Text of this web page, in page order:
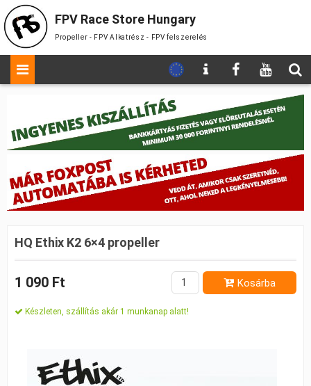
FPV Race Store Hungary
Propeller - FPV Alkatrész - FPV felszerelés
HQ Ethix K2 6×4 propeller
1 090 Ft Kosárba
Készleten, szállítás akár 1 munkanap alatt!